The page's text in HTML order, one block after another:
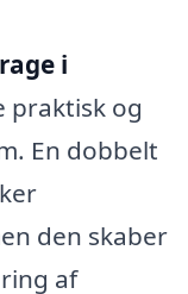
i
praktisk og
En dobbelt
den skaber
af